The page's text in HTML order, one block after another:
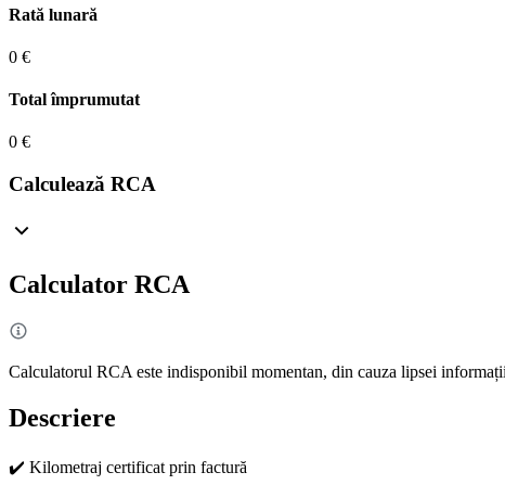
Rată lunară
0 €
Total împrumutat
0 €
Calculează RCA
Calculator RCA
Calculatorul RCA este indisponibil momentan, din cauza lipsei
Descriere
✔️ Kilometraj certificat prin factură